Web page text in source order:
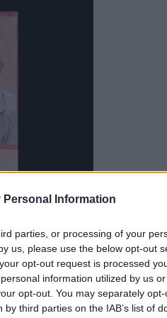
Personal Information
parties, or processing of your
us, please use the below opt-out
opt-out request is processed
information utilized by us
opt-out. You may separately
third parties on the IAB’s list of
PNL să preia primul
cele două variante